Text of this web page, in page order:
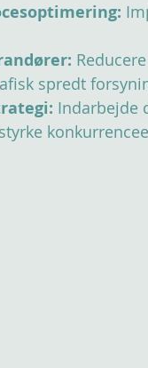
spredt
Indarbejde